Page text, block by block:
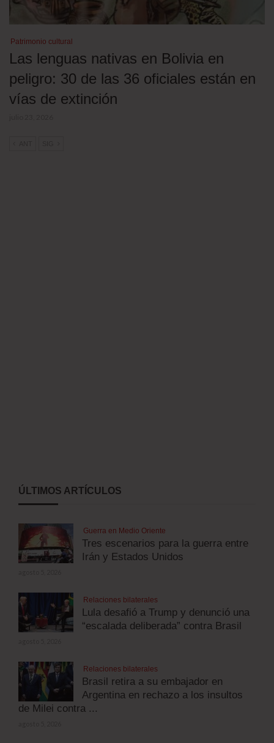
Patrimonio cultural
Las lenguas nativas en Bolivia en
peligro: 30 de las 36 oficiales están en
vías de extinción
ÚLTIMOS ARTÍCULOS
Guerra en Medio Oriente
Tres escenarios para la guerra entre
Irán y Estados Unidos
Relaciones bilaterales
Lula desafió a Trump y denunció una
“escalada deliberada” contra Brasil
Relaciones bilaterales
Brasil retira a su embajador en
Argentina en rechazo a los insultos
de Milei contra ...